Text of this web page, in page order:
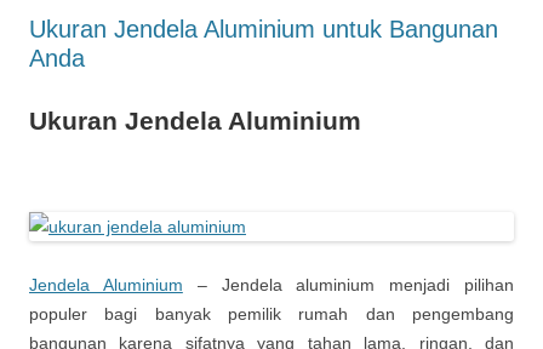
Ukuran Jendela Aluminium untuk Bangunan
Anda
Ukuran Jendela Aluminium
Jendela Aluminium – Jendela aluminium menjadi pilihan
populer bagi banyak pemilik rumah dan pengembang
bangunan karena sifatnya yang tahan lama, ringan, dan